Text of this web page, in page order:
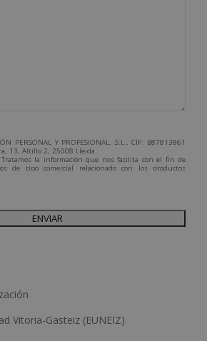
PERSONAL Y PROFESIONAL, S.L., CIF: B87813861
13, Altillo 2, 25008 Lleida.
la información que nos facilita con el fin de
de tipo comercial relacionado con los productos
que fueran de su interés.
Consentimiento del interesado.
nuestra Política de Privacidad.
(vía telefónica y/o email):
Vitoria-Gasteiz (EUNEIZ)